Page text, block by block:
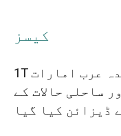
کیسز
1T پورٹیبل گینٹری کرین متحدہ عرب امارات
ساحلی حالات کے
ڈیزائن کیا گیا